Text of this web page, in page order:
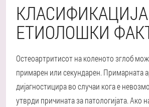
ЕТИОЛОШКИ
Остеоартритисот на коленото зглоб
примарен или секундарен. Примарната
дијагностицира во случаи кога е
утврди причината за патологијата. Ако